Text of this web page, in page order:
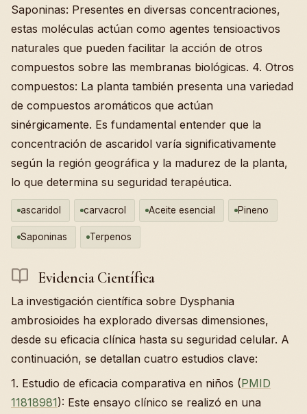
Saponinas: Presentes en diversas concentraciones,
estas moléculas actúan como agentes tensioactivos
naturales que pueden facilitar la acción de otros
compuestos sobre las membranas biológicas. 4. Otros
compuestos: La planta también presenta una variedad
de compuestos aromáticos que actúan
sinérgicamente. Es fundamental entender que la
concentración de ascaridol varía significativamente
según la región geográfica y la madurez de la planta,
lo que determina su seguridad terapéutica.
ascaridol carvacrol Aceite esencial Pineno
Saponinas Terpenos
Evidencia Científica
La investigación científica sobre Dysphania
ambrosioides ha explorado diversas dimensiones,
desde su eficacia clínica hasta su seguridad celular. A
continuación, se detallan cuatro estudios clave:
1. Estudio de eficacia comparativa en niños (PMID
11818981): Este ensayo clínico se realizó en una